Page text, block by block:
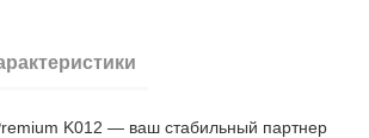
K012 — ваш стабильный партнер